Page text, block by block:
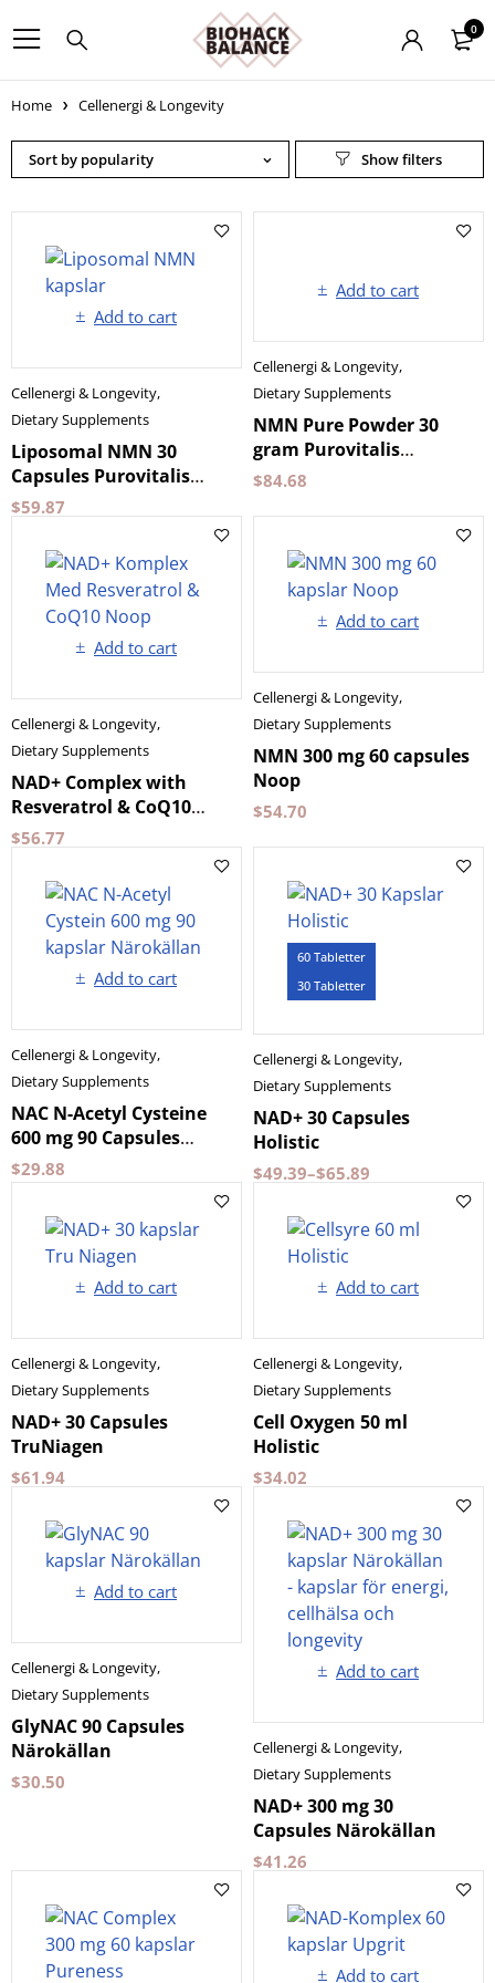
0
Home Cellenergi & Longevity
Sort by popularity
Add to cart
Cellenergi & Longevity,
Dietary Supplements
Liposomal NMN 30
Capsules Purovitalis
Longevity
$59.87
Add to cart
Cellenergi & Longevity,
Dietary Supplements
NMN Pure Powder 30
gram Purovitalis
Longevity
$84.68
Add to cart
Cellenergi & Longevity,
Dietary Supplements
NAD+ Complex with
Resveratrol & CoQ10
Noop
$56.77
Add to cart
Cellenergi & Longevity,
Dietary Supplements
NMN 300 mg 60 capsules
Noop
$54.70
Add to cart
Cellenergi & Longevity,
Dietary Supplements
NAC N-Acetyl Cysteine
600 mg 90 Capsules
Närokällan
$29.88
60 Tabletter
30 Tabletter
Cellenergi & Longevity,
Dietary Supplements
NAD+ 30 Capsules
Holistic
$49.39–$65.89
Add to cart
Cellenergi & Longevity,
Dietary Supplements
NAD+ 30 Capsules
TruNiagen
$61.94
Add to cart
Cellenergi & Longevity,
Dietary Supplements
Cell Oxygen 50 ml
Holistic
$34.02
Add to cart
Cellenergi & Longevity,
Dietary Supplements
GlyNAC 90 Capsules
Närokällan
$30.50
Add to cart
Cellenergi & Longevity,
Dietary Supplements
NAD+ 300 mg 30
Capsules Närokällan
$41.26
Add to cart